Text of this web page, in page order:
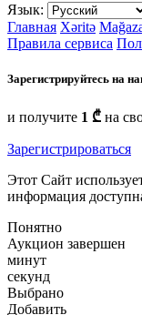
Язык:
Главная Xəritə
Правила сервиса
Зарегистрируйтесь на
и получите 1 ₾ на
Зарегистрироваться
Этот Сайт
информация
Понятно
Аукцион завершен
минут
секунд
Выбрано
Добавить